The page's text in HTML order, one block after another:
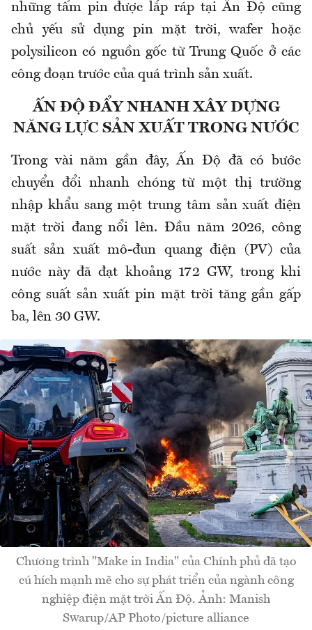
những tấm pin được lắp ráp tại Ấn Độ cũng
chủ yếu sử dụng pin mặt trời, wafer hoặc
polysilicon có nguồn gốc từ Trung Quốc ở các
công đoạn trước của quá trình sản xuất.
ẤN ĐỘ ĐẨY NHANH XÂY DỰNG
NĂNG LỰC SẢN XUẤT TRONG NƯỚC
Trong vài năm gần đây, Ấn Độ đã có bước
chuyển đổi nhanh chóng từ một thị trường
nhập khẩu sang một trung tâm sản xuất điện
mặt trời đang nổi lên. Đầu năm 2026, công
suất sản xuất mô-đun quang điện (PV) của
nước này đã đạt khoảng 172 GW, trong khi
công suất sản xuất pin mặt trời tăng gần gấp
ba, lên 30 GW.
Chương trình "Make in India" của Chính phủ đã tạo
cú hích mạnh mẽ cho sự phát triển của ngành công
nghiệp điện mặt trời Ấn Độ. Ảnh: Manish
Swarup/AP Photo/picture alliance